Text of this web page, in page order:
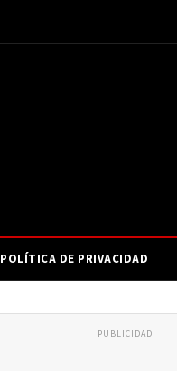
POLÍTICA DE PRIVACIDAD
PUBLICIDAD